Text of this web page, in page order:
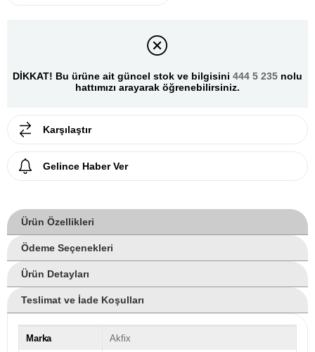
DİKKAT! Bu ürüne ait güncel stok ve bilgisini 444 5 235 nolu
hattımızı arayarak öğrenebilirsiniz.
Karşılaştır
Gelince Haber Ver
Ürün Özellikleri
Ödeme Seçenekleri
Ürün Detayları
Teslimat ve İade Koşulları
Marka Akfix